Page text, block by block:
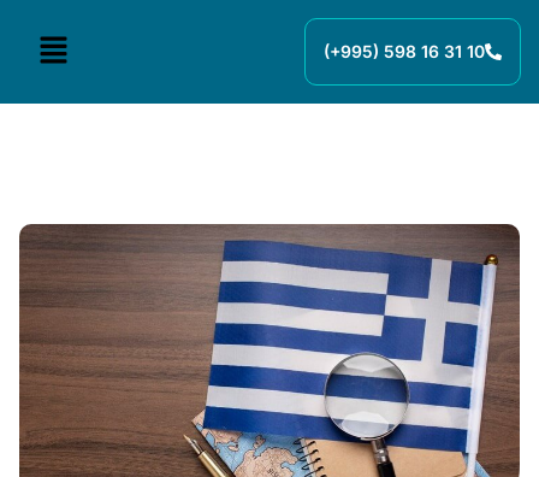
(+995) 598 16 31 10